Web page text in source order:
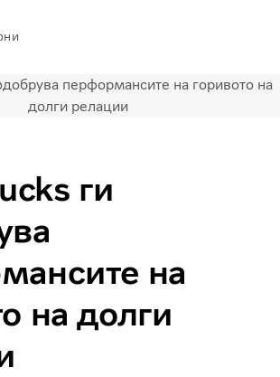
-
Продавница за Volvo
Trucks
НајаваМакедонија
перформансите на горивото на
долги релации
ги
на
на долги